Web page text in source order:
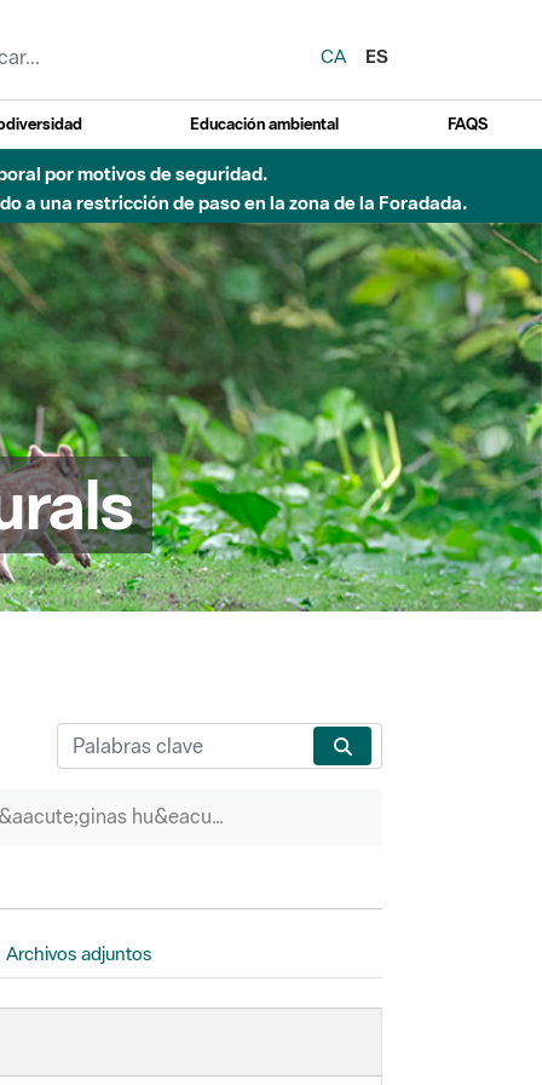
CA
ES
Educación ambiental FAQS
por motivos de seguridad.
a una restricción de paso en la zona de la Foradada.
P&aacute;ginas hu&eacute;rfanas
Archivos adjuntos